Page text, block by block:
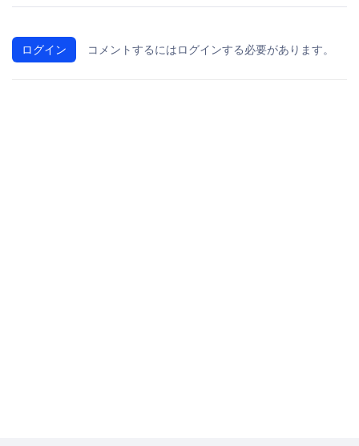
ログイン コメントするにはログインする必要があります。